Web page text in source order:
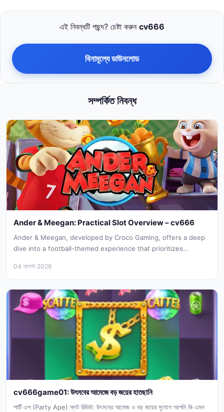
এই নিবন্ধটি পছন্দ? চেষ্টা করুন cv666
বিনামূল্যে ডাউনলোড
সম্পর্কিত নিবন্ধ
Ander & Meegan: Practical Slot Overview – cv666
Ander & Meegan, developed by Croco Gaming, offers a deep
dive into a football-themed experience that prioritizes
04 আগস্ট 2026
cv666game01: উৎসবের আমেজে বড় জয়ের হাতছানি
পার্টি এপ (Party Ape) স্লট রিভিউ: উৎসবের আমেজ ও বড় জয়ের সুযোগ আপনি কি এমন